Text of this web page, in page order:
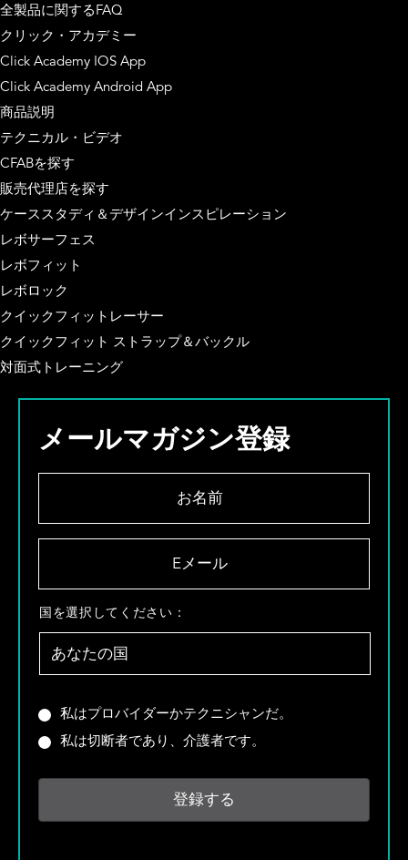
全製品に関するFAQ
クリック・アカデミー
Click Academy IOS App
Click Academy Android App
商品説明
テクニカル・ビデオ
CFABを探す
販売代理店を探す
ケーススタディ＆デザインインスピレーション
レボサーフェス
レボフィット
レボロック
クイックフィットレーサー
クイックフィット ストラップ＆バックル
対面式トレーニング
メールマガジン登録
前
*
ー
ル
*
国
を
選
択
て
く
だ
国を選択してください：
あ
な
た
私はプロバイダーかテクニシャンだ。
私は切断者であり、介護者です。